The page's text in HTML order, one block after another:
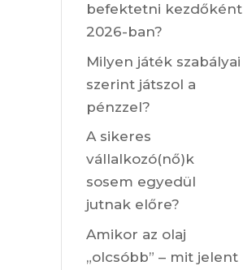
befektetni kezdőként
2026-ban?
Milyen játék szabályai
szerint játszol a
pénzzel?
A sikeres
vállalkozó(nő)k
sosem egyedül
jutnak előre?
Amikor az olaj
„olcsóbb” – mit jelent